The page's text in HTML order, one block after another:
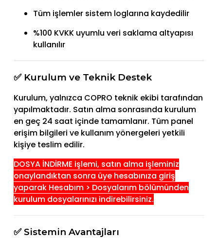
Tüm işlemler sistem loglarına kaydedilir
%100 KVKK uyumlu veri saklama altyapısı
kullanılır
✅ Kurulum ve Teknik Destek
Kurulum, yalnızca COPRO teknik ekibi tarafından
yapılmaktadır. Satın alma sonrasında kurulum
en geç 24 saat içinde tamamlanır. Tüm panel
erişim bilgileri ve kullanım yönergeleri yetkili
kişiye teslim edilir.
DOSYA İNDİRME işlemi, satın alma işleminiz
onaylandıktan sonra üye hesabınıza giriş
yaparak Hesabım > Dosyalarım bölümünden
kurulum dosyalarınızı indirebilirsiniz.
✅ Sistemin Avantajları